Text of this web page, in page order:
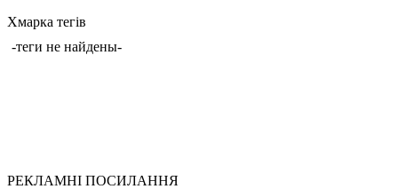
Хмарка тегів
-теги не найдены-
РЕКЛАМНІ ПОСИЛАННЯ